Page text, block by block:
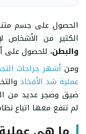
الحصول على جسم
الكثير من الأشخاص
والبطن، للحصول على
ومنأشهر جراحات
عملية شد الأفخاذ
ضيق وضجر عديد من
لم تنفع معها اتباع